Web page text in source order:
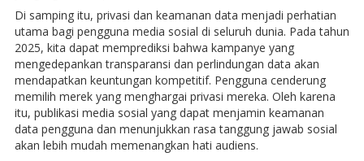
Di samping itu, privasi dan keamanan data menjadi perhatian
utama bagi pengguna media sosial di seluruh dunia. Pada tahun
2025, kita dapat memprediksi bahwa kampanye yang
mengedepankan transparansi dan perlindungan data akan
mendapatkan keuntungan kompetitif. Pengguna cenderung
memilih merek yang menghargai privasi mereka. Oleh karena
itu, publikasi media sosial yang dapat menjamin keamanan
data pengguna dan menunjukkan rasa tanggung jawab sosial
akan lebih mudah memenangkan hati audiens.